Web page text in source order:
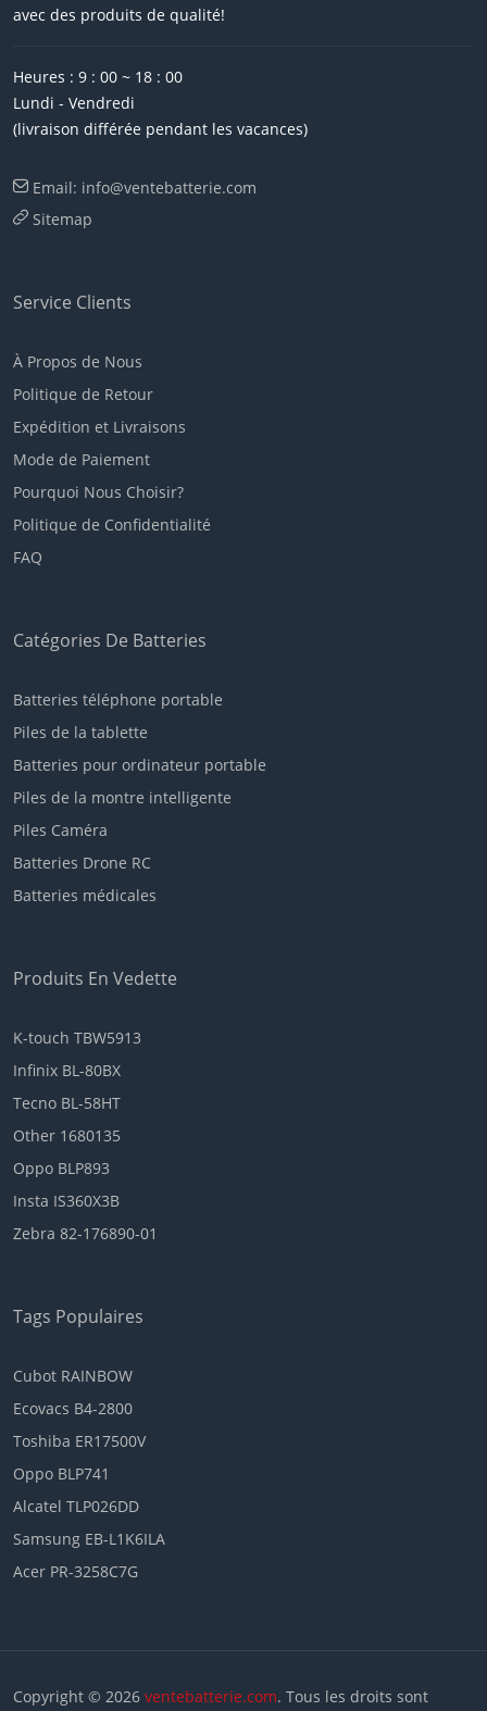
avec des produits de qualité!
Heures : 9 : 00 ~ 18 : 00
Lundi - Vendredi
(livraison différée pendant les vacances)
Email: info@ventebatterie.com
Sitemap
Service Clients
À Propos de Nous
Politique de Retour
Expédition et Livraisons
Mode de Paiement
Pourquoi Nous Choisir?
Politique de Confidentialité
FAQ
Catégories De Batteries
Batteries téléphone portable
Piles de la tablette
Batteries pour ordinateur portable
Piles de la montre intelligente
Piles Caméra
Batteries Drone RC
Batteries médicales
Produits En Vedette
K-touch TBW5913
Infinix BL-80BX
Tecno BL-58HT
Other 1680135
Oppo BLP893
Insta IS360X3B
Zebra 82-176890-01
Tags Populaires
Cubot RAINBOW
Ecovacs B4-2800
Toshiba ER17500V
Oppo BLP741
Alcatel TLP026DD
Samsung EB-L1K6ILA
Acer PR-3258C7G
Copyright © 2026 ventebatterie.com. Tous les droits sont